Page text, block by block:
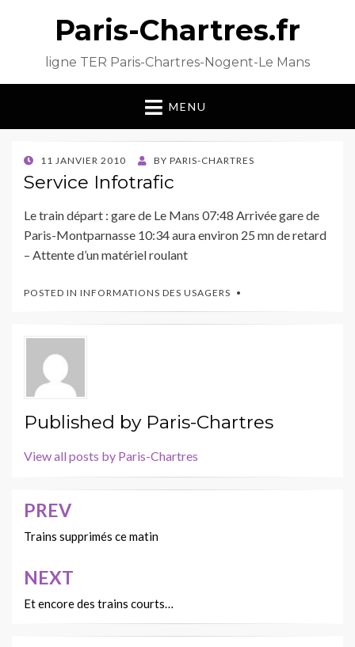
Paris-Chartres.fr
ligne TER Paris-Chartres-Nogent-Le Mans
MENU
POSTED
ON
11 JANVIER 2010 BY PARIS-CHARTRES
Service Infotrafic
Le train départ : gare de Le Mans 07:48 Arrivée gare de
Paris-Montparnasse 10:34 aura environ 25 mn de retard
– Attente d’un matériel roulant
POSTED IN INFORMATIONS DES USAGERS
Published by Paris-Chartres
View all posts by Paris-Chartres
Navigation
de
l’article
PREV
Trains supprimés ce matin
NEXT
Et encore des trains courts…